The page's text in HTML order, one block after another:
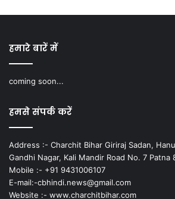
हमारे बारें में
coming soon...
हमसे संपर्क करें
Address :- Charchit Bihar Giriraj Sadan,
Gandhi Nagar, Kali Mandir Road No. 7 Patna
Mobile :- +91 9431006107
E-mail:-cbhindi.news@gmail.com
Website :- www.charchitbihar.com